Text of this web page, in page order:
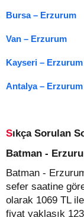
Bursa – Erzurum
Van – Erzurum
Kayseri – Erzurum
Antalya – Erzurum
Sıkça Sorulan
Batman -
Batman -
sefer saatine
olarak 1069 TL
fiyat yaklaşık